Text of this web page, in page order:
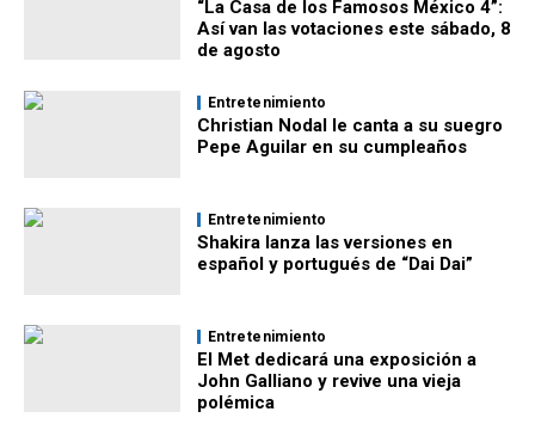
“La Casa de los Famosos México 4”:
Así van las votaciones este sábado, 8
de agosto
Entretenimiento
Christian Nodal le canta a su suegro
Pepe Aguilar en su cumpleaños
Entretenimiento
Shakira lanza las versiones en
español y portugués de “Dai Dai”
Entretenimiento
El Met dedicará una exposición a
John Galliano y revive una vieja
polémica